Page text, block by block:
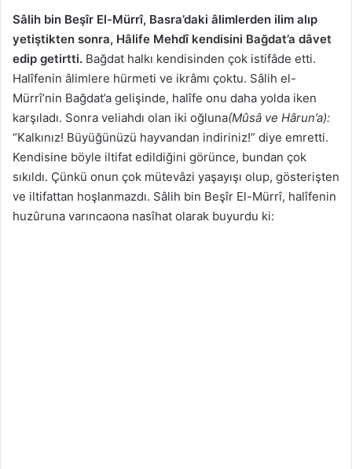
Sâlih bin Beşîr El-Mürrî, Basra’daki âlimlerden ilim alıp
yetiştikten sonra, Hâlife Mehdî kendisini Bağdat’a dâvet
edip getirtti. Bağdat halkı kendisinden çok istifâde etti.
Halîfenin âlimlere hürmeti ve ikrâmı çoktu. Sâlih el-
Mürrî’nin Bağdat’a gelişinde, halîfe onu daha yolda iken
karşıladı. Sonra veliahdı olan iki oğluna(Mûsâ ve Hârun’a):
“Kalkınız! Büyüğünüzü hayvandan indiriniz!” diye emretti.
Kendisine böyle iltifat edildiğini görünce, bundan çok
sıkıldı. Çünkü onun çok mütevâzi yaşayışı olup, gösterişten
ve iltifattan hoşlanmazdı. Sâlih bin Beşîr El-Mürrî, halîfenin
huzûruna varıncaona nasîhat olarak buyurdu ki: